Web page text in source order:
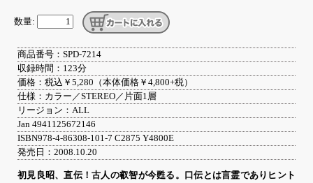
数量:
商品番号：SPD-7214
収録時間：123分
価格：税込￥5,280（本体価格￥4,800+税）
仕様：カラー／STEREO／片面1層
リージョン：ALL
Jan 4941125672146
ISBN978-4-86308-101-7 C2875 Y4800E
発売日：2008.10.20
初見良昭、直伝！古人の叡智が今甦る。口伝とは言霊でありヒント